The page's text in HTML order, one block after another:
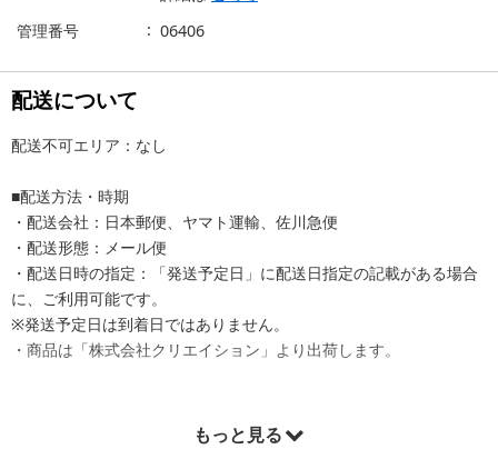
管理番号
06406
配送について
配送不可エリア：なし
■配送方法・時期
・配送会社：日本郵便、ヤマト運輸、佐川急便
・配送形態：メール便
・配送日時の指定：「発送予定日」に配送日指定の記載がある場合
に、ご利用可能です。
※発送予定日は到着日ではありません。
・商品は「株式会社クリエイション」より出荷します。
もっと見る